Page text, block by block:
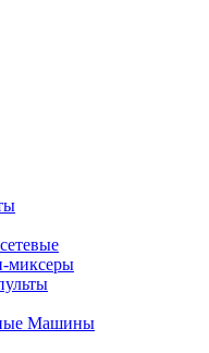
миксеры
Машины